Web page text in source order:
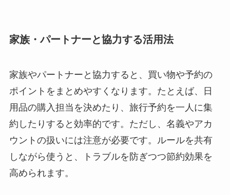
家族・パートナーと協力する活用法
家族やパートナーと協力すると、買い物や予約の
ポイントをまとめやすくなります。たとえば、日
用品の購入担当を決めたり、旅行予約を一人に集
約したりすると効率的です。ただし、名義やアカ
ウントの扱いには注意が必要です。ルールを共有
しながら使うと、トラブルを防ぎつつ節約効果を
高められます。